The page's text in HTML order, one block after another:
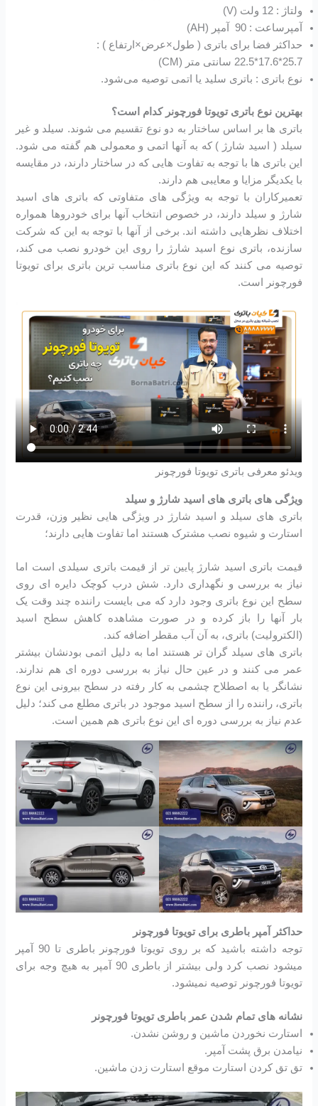
ولتاژ : 12 ولت (V)
آمپرساعت : 90 آمپر (AH)
حداکثر فضا برای باتری ( طول×عرض×ارتفاع ) :
25.7*17.6*22.5 سانتی متر (CM)
نوع باتری : باتری سلید یا اتمی توصیه می‌شود.
بهترین نوع باتری تویوتا فورچونر کدام است؟
باتری ها بر اساس ساختار به دو نوع تقسیم می شوند. سیلد و غیر
سیلد ( اسید شارژ ) که به آنها اتمی و معمولی هم گفته می شود.
این باتری ها با توجه به تفاوت هایی که در ساختار دارند، در مقایسه
با یکدیگر مزایا و معایبی هم دارند.
تعمیرکاران با توجه به ویژگی های متفاوتی که باتری های اسید
شارژ و سیلد دارند، در خصوص انتخاب آنها برای خودروها همواره
اختلاف نظرهایی داشته اند. برخی از آنها با توجه به این که شرکت
سازنده، باتری نوع اسید شارژ را روی این خودرو نصب می کند،
توصیه می کنند که این نوع باتری مناسب ترین باتری برای تویوتا
فورچونر است.
ویدئو معرفی باتری تویوتا فورچونر
ویژگی های باتری های اسید شارژ و سیلد
باتری های سیلد و اسید شارژ در ویژگی هایی نظیر وزن، قدرت
استارت و شیوه نصب مشترک هستند اما تفاوت هایی دارند؛
قیمت باتری اسید شارژ پایین تر از قیمت باتری سیلدی است اما
نیاز به بررسی و نگهداری دارد. شش درب کوچک دایره ای روی
سطح این نوع باتری وجود دارد که می بایست راننده چند وقت یک
بار آنها را باز کرده و در صورت مشاهده کاهش سطح اسید
(الکترولیت) باتری، به آن آب مقطر اضافه کند.
باتری های سیلد گران تر هستند اما به دلیل اتمی بودنشان بیشتر
عمر می کنند و در عین حال نیاز به بررسی دوره ای هم ندارند.
نشانگر یا به اصطلاح چشمی به کار رفته در سطح بیرونی این نوع
باتری، راننده را از سطح اسید موجود در باتری مطلع می کند؛ دلیل
عدم نیاز به بررسی دوره ای این نوع باتری هم همین است.
حداکثر آمپر باطری برای تویوتا فورچونر
توجه داشته باشید که بر روی تویوتا فورچونر باطری تا 90 آمپر
میشود نصب کرد ولی بیشتر از باطری 90 آمپر به هیچ وجه برای
تویوتا فورچونر توصیه نمیشود.
نشانه های تمام شدن عمر باطری تویوتا فورچونر
استارت نخوردن ماشین و روشن نشدن.
نیامدن برق پشت آمپر.
تق تق کردن استارت موقع استارت زدن ماشین.